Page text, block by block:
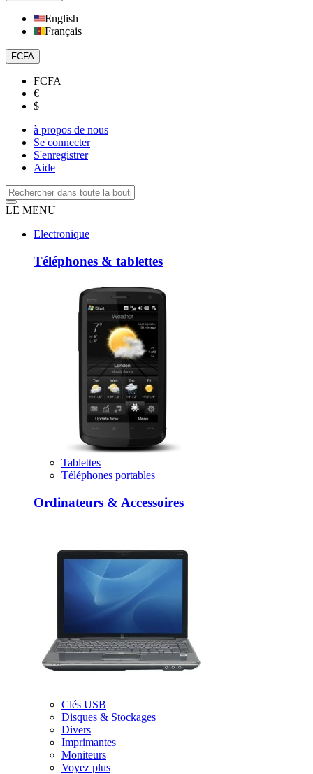
English
Français
FCFA
FCFA
€
$
à propos de nous
Se connecter
S'enregistrer
Aide
LE MENU
Electronique
Téléphones & tablettes
Tablettes
Téléphones portables
Ordinateurs & Accessoires
Clés USB
Disques & Stockages
Divers
Imprimantes
Moniteurs
Voyez plus